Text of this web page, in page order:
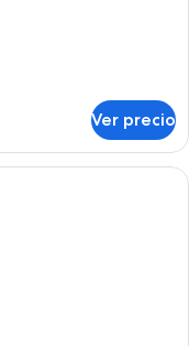
Ver precio
ordenado con una